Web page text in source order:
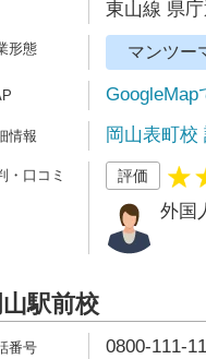
東山線 県
マンツー
GoogleMap
岡山表町校
評価
外国
山駅前校
0800-111-